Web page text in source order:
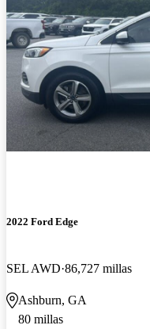
2022 Ford Edge
SEL AWD 86,727 millas
Ashburn, GA
80 millas